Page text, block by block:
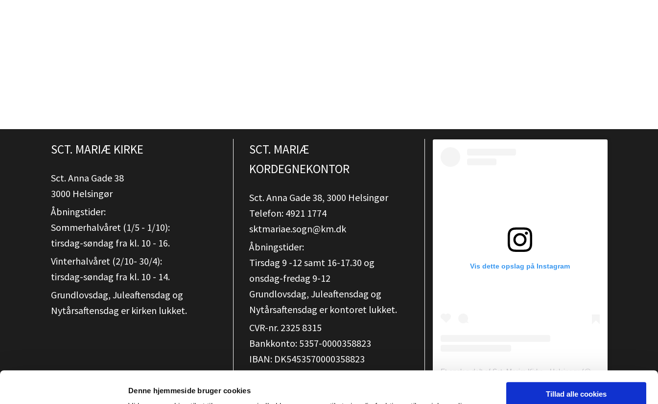
Denne hjemmeside bruger cookies
Tillad alle cookies
SCT. MARIÆ KIRKE
Sct. Anna Gade 38
3000 Helsingør
Åbningstider:
Sommerhalvåret (1/5 - 1/10):
tirsdag-søndag fra kl. 10 - 16.
Vinterhalvåret (2/10- 30/4):
tirsdag-søndag fra kl. 10 - 14.
Grundlovsdag, Juleaftensdag og
Nytårsaftensdag er kirken lukket.
SCT. MARIÆ
KORDEGNEKONTOR
Sct. Anna Gade 38, 3000 Helsingør
Telefon: 4921 1774
sktmariae.sogn@km.dk
Åbningstider:
Tirsdag 9 -12 samt 16-17.30 og
onsdag-fredag 9-12
Grundlovsdag, Juleaftensdag og
Nytårsaftensdag er kontoret lukket.
CVR-nr. 2325 8315
Bankkonto: 5357-0000358823
IBAN: DK5453570000358823
SWIFT-adresse/BIC: ALBADKKK
MobilePay: 39582
Vis dette opslag på Instagram